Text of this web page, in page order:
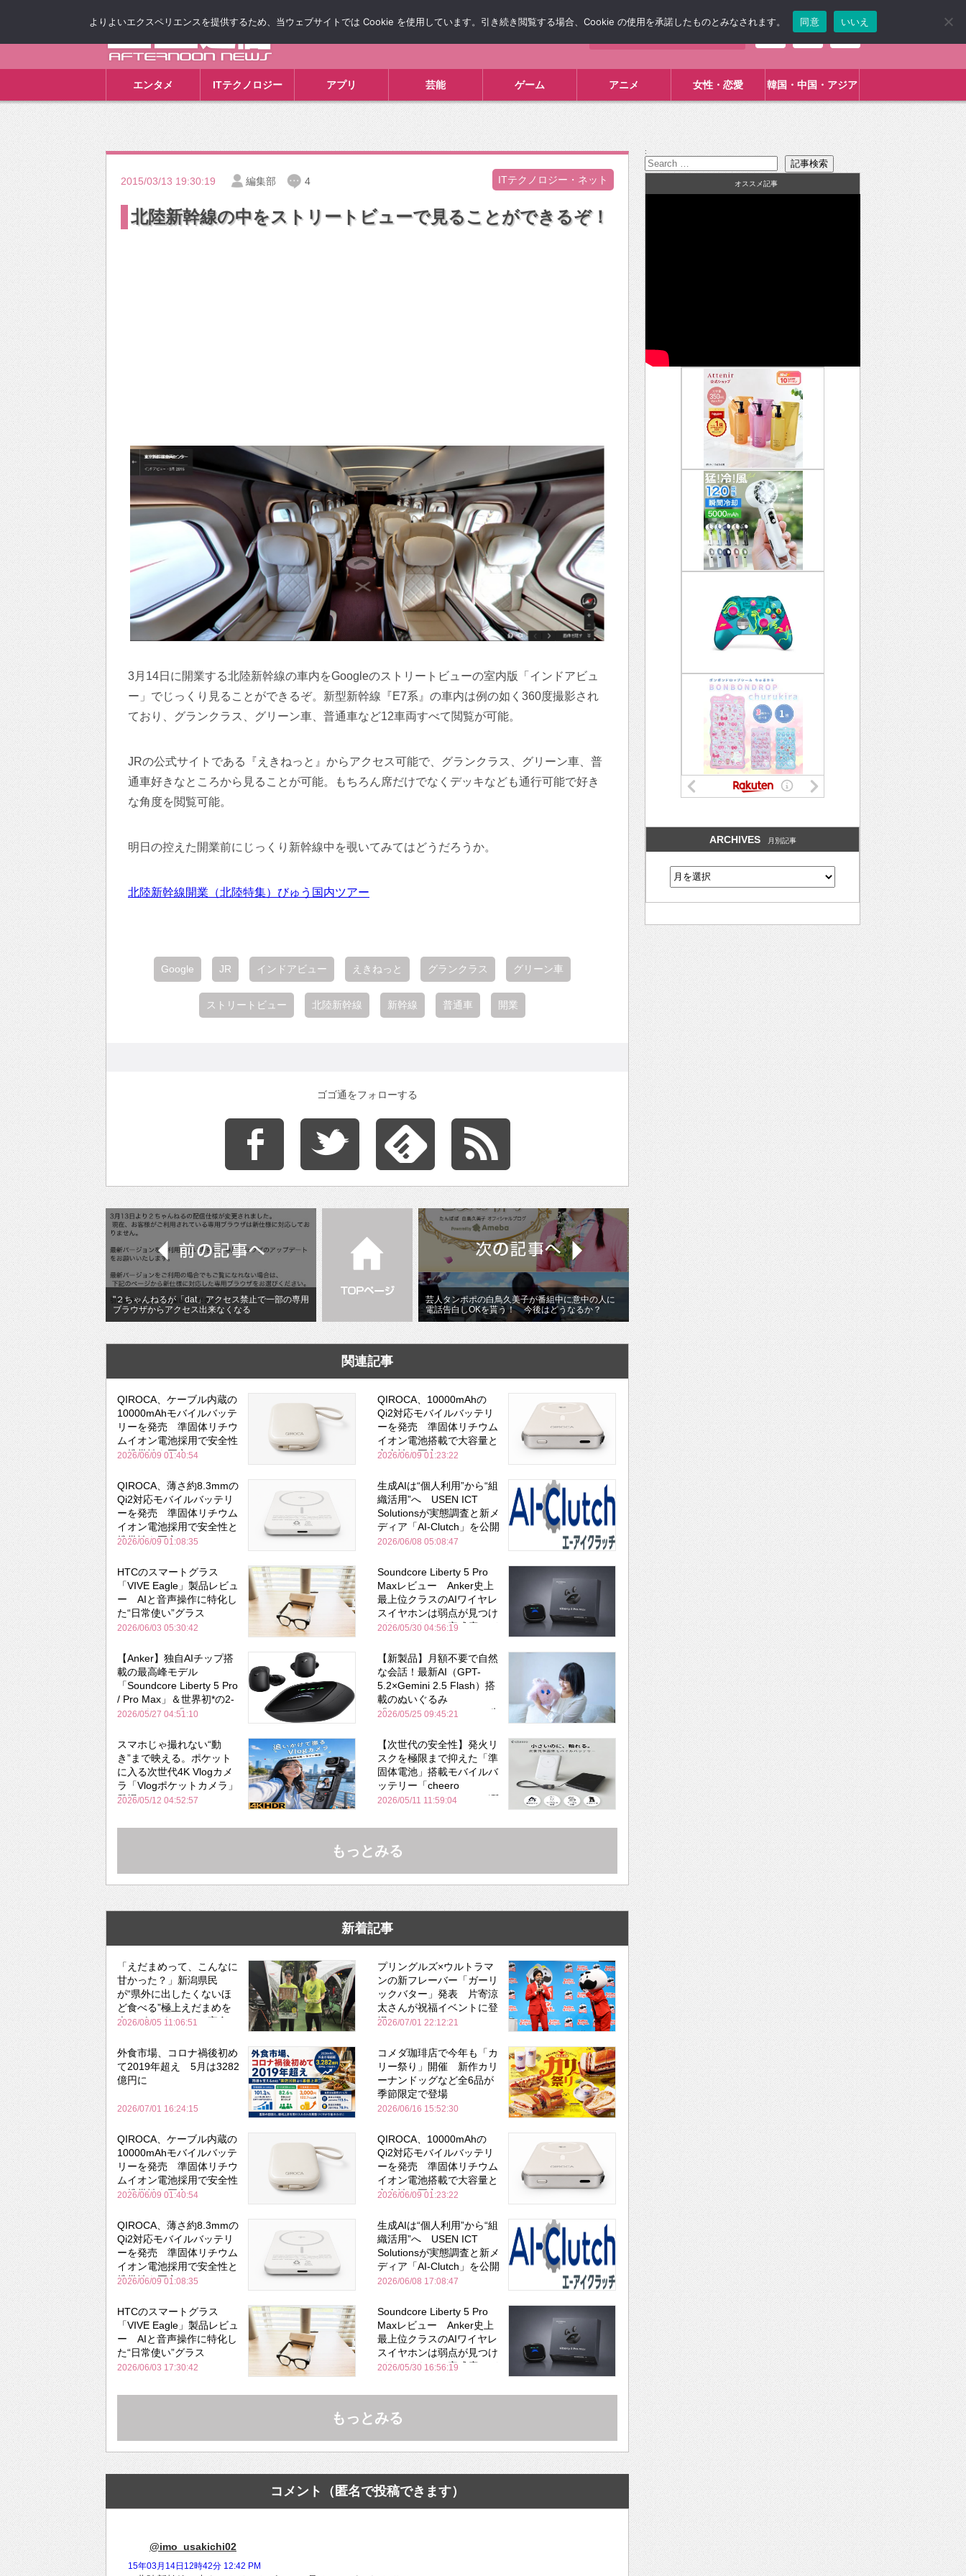
エンタメ ITテクノロジー アプリ 芸能 ゲーム アニメ 女性・恋愛 韓国・中国・アジア
2015/03/13 19:30:19 編集部 4 ITテクノロジー・ネット
北陸新幹線の中をストリートビューで見ることができるぞ！
3月14日に開業する北陸新幹線の車内をGoogleのストリートビューの室内版「インドアビュ
ー」でじっくり見ることができるぞ。新型新幹線『E7系』の車内は例の如く360度撮影され
ており、グランクラス、グリーン車、普通車など12車両すべて閲覧が可能。
JRの公式サイトである『えきねっと』からアクセス可能で、グランクラス、グリーン車、普
通車好きなところから見ることが可能。もちろん席だけでなくデッキなども通行可能で好き
な角度を閲覧可能。
明日の控えた開業前にじっくり新幹線中を覗いてみてはどうだろうか。
北陸新幹線開業（北陸特集）びゅう国内ツアー
Google JR インドアビュー えきねっと グランクラス グリーン車
ストリートビュー 北陸新幹線 新幹線 普通車 開業
ゴゴ通をフォローする
"２ちゃんねるが「dat」アクセス禁止で一部の専用
ブラウザからアクセス出来なくなる
芸人タンポポの白鳥久美子が番組中に意中の人に
電話告白しOKを貰う！ 今後はどうなるか？
関連記事
QIROCA、ケーブル内蔵の
10000mAhモバイルバッテ
リーを発売 準固体リチウ
ムイオン電池採用で安全性
と携帯性を両立
2026/06/09 01:40:54
QIROCA、10000mAhの
Qi2対応モバイルバッテリ
ーを発売 準固体リチウム
イオン電池搭載で大容量と
安全性を両立
2026/06/09 01:23:22
QIROCA、薄さ約8.3mmの
Qi2対応モバイルバッテリ
ーを発売 準固体リチウム
イオン電池採用で安全性と
携帯性を両立
2026/06/09 01:08:35
生成AIは“個人利用”から“組
織活用”へ USEN ICT
Solutionsが実態調査と新メ
ディア「AI-Clutch」を公開
2026/06/08 05:08:47
HTCのスマートグラス
「VIVE Eagle」製品レビュ
ー AIと音声操作に特化し
た“日常使い”グラス
2026/06/03 05:30:42
Soundcore Liberty 5 Pro
Maxレビュー Anker史上
最上位クラスのAIワイヤレ
スイヤホンは弱点が見つけ
づらいくらいの完成度にび
Bose並み
2026/05/30 04:56:19
【Anker】独自AIチップ搭
載の最高峰モデル
「Soundcore Liberty 5 Pro
/ Pro Max」＆世界初*の2-
in-1イヤホン「AeroFit 2
2026/05/27 04:51:10
【新製品】月額不要で自然
な会話！最新AI（GPT-
5.2×Gemini 2.5 Flash）搭
載のぬいぐるみ
「KOTTI」、Makuakeで先
2026/05/25 09:45:21
スマホじゃ撮れない“動
き”まで映える。ポケット
に入る次世代4K Vlogカメ
ラ「Vlogポケットカメラ」
登場
2026/05/12 04:52:57
【次世代の安全性】発火リ
スクを極限まで抑えた「準
固体電池」搭載モバイルバ
ッテリー「cheero
PitaPower 5000mAh」が登
2026/05/11 11:59:04
もっとみる
新着記事
「えだまめって、こんなに
甘かった？」新潟県民
が“県外に出したくないほ
ど食べる”極上えだまめを
森のビアガーデンで実食
2026/08/05 11:06:51
プリングルズ×ウルトラマ
ンの新フレーバー「ガーリ
ックバター」発表 片寄涼
太さんが祝福イベントに登
場
2026/07/01 22:12:21
外食市場、コロナ禍後初め
て2019年超え 5月は3282
億円に
2026/07/01 16:24:15
コメダ珈琲店で今年も「カ
リー祭り」開催 新作カリ
ーナンドッグなど全6品が
季節限定で登場
2026/06/16 15:52:30
QIROCA、ケーブル内蔵の
10000mAhモバイルバッテ
リーを発売 準固体リチウ
ムイオン電池採用で安全性
と携帯性を両立
2026/06/09 01:40:54
QIROCA、10000mAhの
Qi2対応モバイルバッテリ
ーを発売 準固体リチウム
イオン電池搭載で大容量と
安全性を両立
2026/06/09 01:23:22
QIROCA、薄さ約8.3mmの
Qi2対応モバイルバッテリ
ーを発売 準固体リチウム
イオン電池採用で安全性と
携帯性を両立
2026/06/09 01:08:35
生成AIは“個人利用”から“組
織活用”へ USEN ICT
Solutionsが実態調査と新メ
ディア「AI-Clutch」を公開
2026/06/08 17:08:47
HTCのスマートグラス
「VIVE Eagle」製品レビュ
ー AIと音声操作に特化し
た“日常使い”グラス
2026/06/03 17:30:42
Soundcore Liberty 5 Pro
Maxレビュー Anker史上
最上位クラスのAIワイヤレ
スイヤホンは弱点が見つけ
づらいくらいの完成度にび
Bose並み
2026/05/30 16:56:19
もっとみる
コメント（匿名で投稿できます）
@imo_usakichi02
15年03月14日12時42分 12:42 PM
:
オススメ記事
ARCHIVES 月別記事
よりよいエクスペリエンスを提供するため、当ウェブサイトでは Cookie を使用しています。引き続き閲覧する場合、Cookie の使用を承諾したものとみなされます。 同意 いいえ